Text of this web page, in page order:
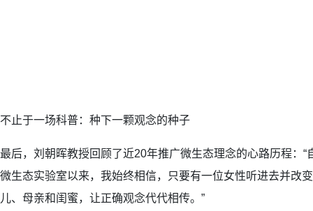
不止于一场科普：种下一颗观念的种子
最后，刘朝晖教授回顾了近20年推广微生态理念的心路历程：“
微生态实验室以来，我始终相信，只要有一位女性听进去并改
儿、母亲和闺蜜，让正确观念代代相传。”